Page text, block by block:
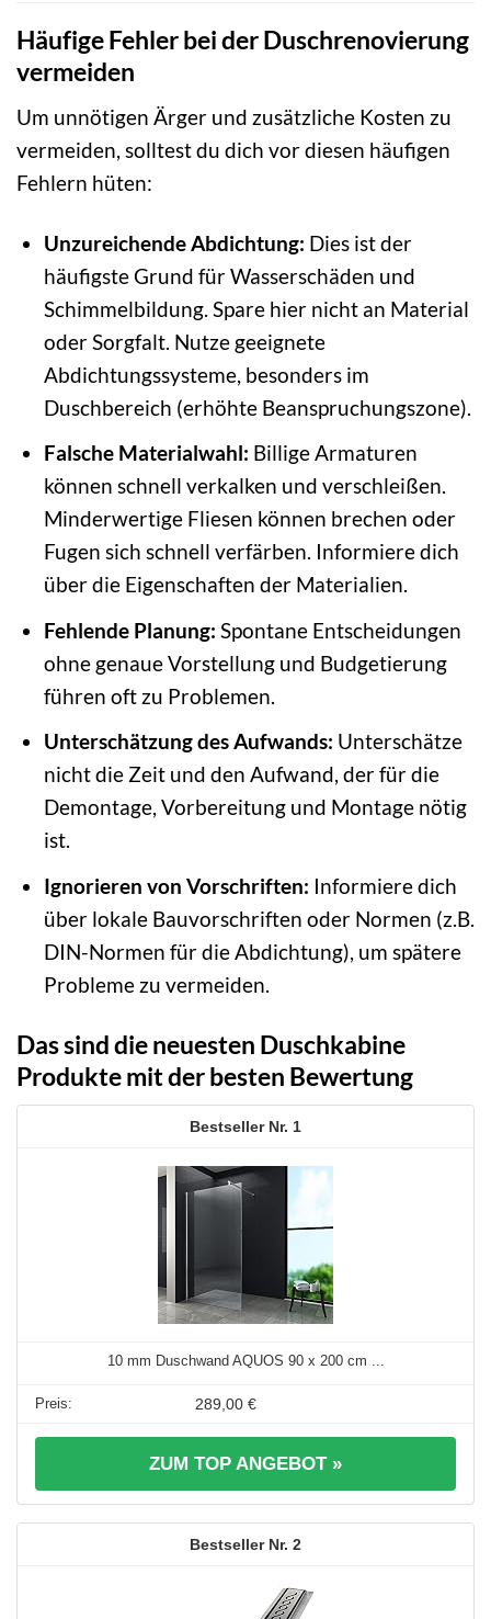
Häufige Fehler bei der Duschrenovierung
vermeiden
Um unnötigen Ärger und zusätzliche Kosten zu
vermeiden, solltest du dich vor diesen häufigen
Fehlern hüten:
Unzureichende Abdichtung: Dies ist der
häufigste Grund für Wasserschäden und
Schimmelbildung. Spare hier nicht an Material
oder Sorgfalt. Nutze geeignete
Abdichtungssysteme, besonders im
Duschbereich (erhöhte Beanspruchungszone).
Falsche Materialwahl: Billige Armaturen
können schnell verkalken und verschleißen.
Minderwertige Fliesen können brechen oder
Fugen sich schnell verfärben. Informiere dich
über die Eigenschaften der Materialien.
Fehlende Planung: Spontane Entscheidungen
ohne genaue Vorstellung und Budgetierung
führen oft zu Problemen.
Unterschätzung des Aufwands: Unterschätze
nicht die Zeit und den Aufwand, der für die
Demontage, Vorbereitung und Montage nötig
ist.
Ignorieren von Vorschriften: Informiere dich
über lokale Bauvorschriften oder Normen (z.B.
DIN-Normen für die Abdichtung), um spätere
Probleme zu vermeiden.
Das sind die neuesten Duschkabine
Produkte mit der besten Bewertung
1
10 mm Duschwand AQUOS 90 x 200 cm ...
289,00 €
ZUM TOP ANGEBOT »
2